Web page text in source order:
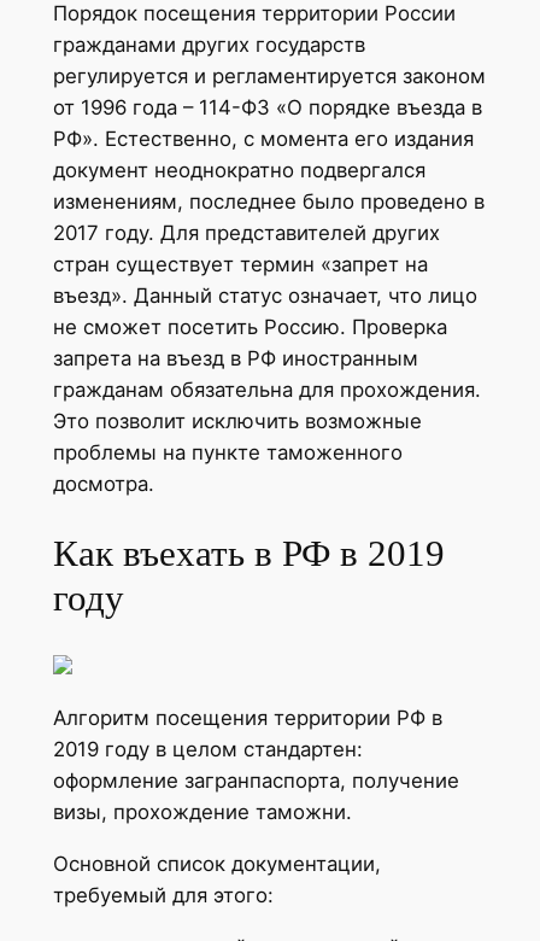
Порядок посещения территории России
гражданами других государств
регулируется и регламентируется законом
от 1996 года – 114-ФЗ «О порядке въезда в
РФ». Естественно, с момента его издания
документ неоднократно подвергался
изменениям, последнее было проведено в
2017 году. Для представителей других
стран существует термин «запрет на
въезд». Данный статус означает, что лицо
не сможет посетить Россию. Проверка
запрета на въезд в РФ иностранным
гражданам обязательна для прохождения.
Это позволит исключить возможные
проблемы на пункте таможенного
досмотра.
Как въехать в РФ в 2019
году
Алгоритм посещения территории РФ в
2019 году в целом стандартен:
оформление загранпаспорта, получение
визы, прохождение таможни.
Основной список документации,
требуемый для этого: